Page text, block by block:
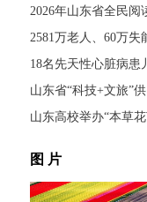
2026年山东省全民阅
山东省“科技+文旅”
山东高校举办“本草
图 片